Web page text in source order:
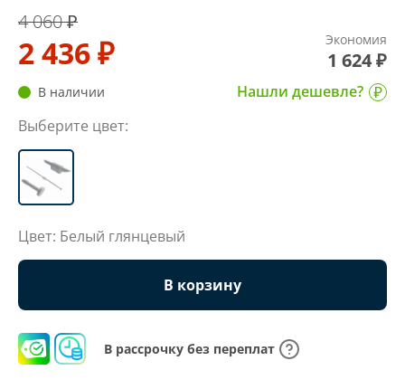
4 060 ₽
2 436 ₽ Экономия
1 624 ₽
В наличии
Нашли дешевле?
Выберите цвет:
Цвет: Белый глянцевый
В корзину
В рассрочку без переплат